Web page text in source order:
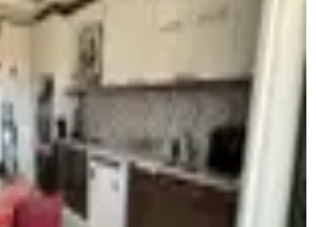
·3. Kat·
DANIŞMANLIK OTO
Cenk